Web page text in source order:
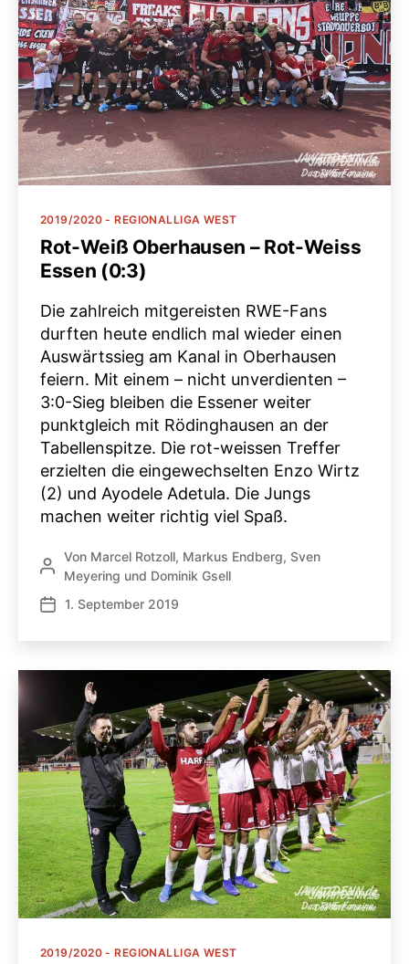
Kategorien
2019/2020 - REGIONALLIGA WEST
Rot-Weiß Oberhausen – Rot-Weiss
Essen (0:3)
Die zahlreich mitgereisten RWE-Fans
durften heute endlich mal wieder einen
Auswärtssieg am Kanal in Oberhausen
feiern. Mit einem – nicht unverdienten –
3:0-Sieg bleiben die Essener weiter
punktgleich mit Rödinghausen an der
Tabellenspitze. Die rot-weissen Treffer
erzielten die eingewechselten Enzo Wirtz
(2) und Ayodele Adetula. Die Jungs
machen weiter richtig viel Spaß.
Beitragsautor
Von Marcel Rotzoll, Markus Endberg, Sven
Meyering und Dominik Gsell
Veröffentlichungsdatum
1. September 2019
Kategorien
2019/2020 - REGIONALLIGA WEST